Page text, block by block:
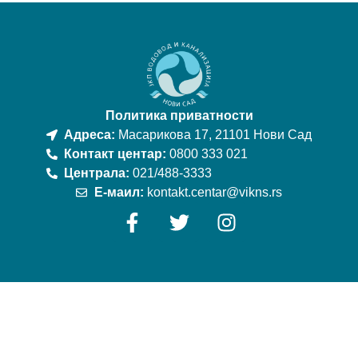
Политика приватности
Адреса: Масарикова 17, 21101 Нови Сад
Контакт центар: 0800 333 021
Централа: 021/488-3333
Е-маил: kontakt.centar@vikns.rs